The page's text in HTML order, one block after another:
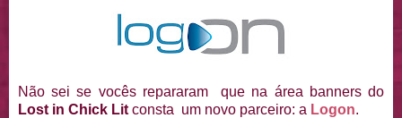
Não sei se vocês repararam que na área banners do
Lost in Chick Lit consta um novo parceiro: a Logon.